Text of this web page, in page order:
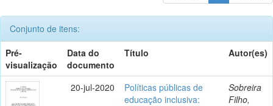
Conjunto de itens:
Pré-
visualização
Data do
documento
Título Autor(es)
20-jul-2020
Políticas públicas de
educação inclusiva:
Sobreira
Filho,